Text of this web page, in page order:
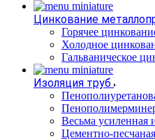
Цинкование
Горячее
Холодное
Гальваническое
Изоляция труб
Весьма усиленная
Цементно-